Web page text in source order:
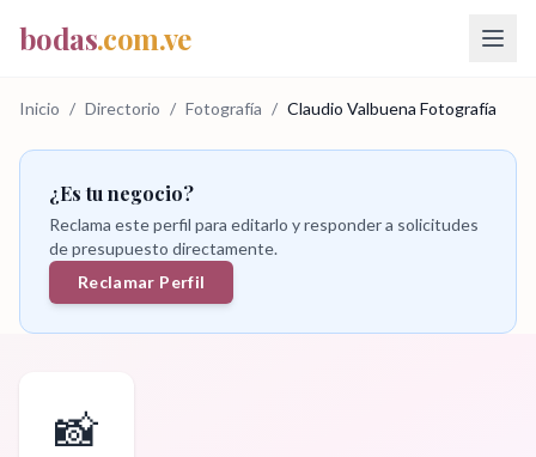
bodas.com.ve
Inicio / Directorio / Fotografía / Claudio Valbuena Fotografía
¿Es tu negocio?
Reclama este perfil para editarlo y responder a solicitudes
de presupuesto directamente.
Reclamar Perfil
📸